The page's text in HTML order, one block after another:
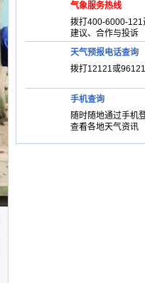
气象服务热线
拨打400-6000-121
建议、合作与投诉
天气预报电话查询
拨打12121或
手机查询
随时随地通过手机
查看各地天气资讯